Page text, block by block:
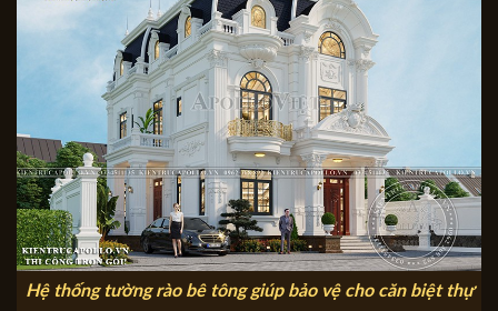
Hệ thống tường rào bê tông giúp bảo vệ cho căn biệt thự